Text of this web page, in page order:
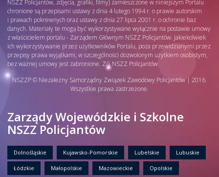
NSZZ Policjantów, zdjęcia, grafiki, filmy) zamieszczone w niniejszym Portalu
chronione są przepisami ustawy z dnia 4 lutego 1994 r. o prawie autorskim
i prawach pokrewnych oraz ustawy z dnia 27 lipca 2001 r. o ochronie baz
danych. Materiały te mogą być wykorzystywane wyłącznie na postawie umowy
z właścicielem portalu - Zarządem Głównym NSZZ Policjantów. Jakiekolwiek
ich wykorzystywanie przez użytkowników Portalu, poza przewidzianymi przez
przepisy prawa wyjątkami, w szczególności dozwolonym użytkiem osobistym,
bez ważnej umowy jest zabronione. ZG NSZZ Policjantów
NSZZP © Niezależny Samorządny Związek Zawodowy Policjantów | 2016.
Wszystkie prawa zastrzeżone.
Zarządy Wojewódzkie i Szkolne
NSZZ Policjantów
Dolnośląskie Kujawsko-Pomorskie Lubelskie Lubuskie
Łódzkie Małopolskie Mazowieckie Opolskie